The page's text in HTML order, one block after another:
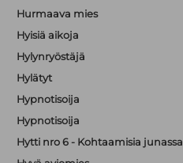
Hurmaava mies
Hyisiä aikoja
Hylynryöstäjä
Hylätyt
Hypnotisoija
Hypnotisoija
Hytti nro 6 - Kohtaamisia junassa